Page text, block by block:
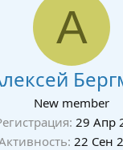
А
New member
29 Апр
22 Сен